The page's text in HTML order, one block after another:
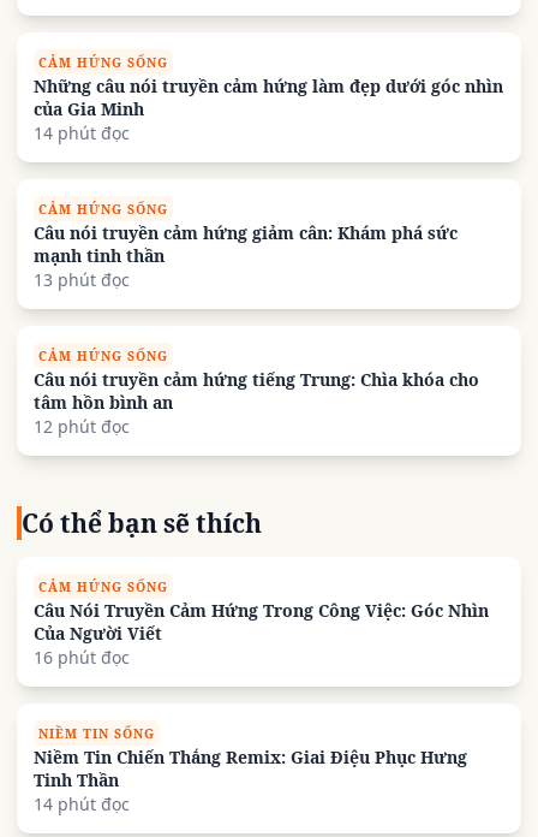
CẢM HỨNG SỐNG
Những câu nói truyền cảm hứng làm đẹp dưới góc nhìn
của Gia Minh
14 phút đọc
CẢM HỨNG SỐNG
Câu nói truyền cảm hứng giảm cân: Khám phá sức
mạnh tinh thần
13 phút đọc
CẢM HỨNG SỐNG
Câu nói truyền cảm hứng tiếng Trung: Chìa khóa cho
tâm hồn bình an
12 phút đọc
Có thể bạn sẽ thích
CẢM HỨNG SỐNG
Câu Nói Truyền Cảm Hứng Trong Công Việc: Góc Nhìn
Của Người Viết
16 phút đọc
NIỀM TIN SỐNG
Niềm Tin Chiến Thắng Remix: Giai Điệu Phục Hưng
Tinh Thần
14 phút đọc